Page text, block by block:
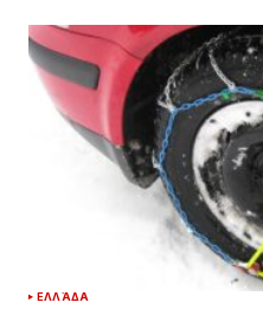
ΕΛΛΆΔΑ